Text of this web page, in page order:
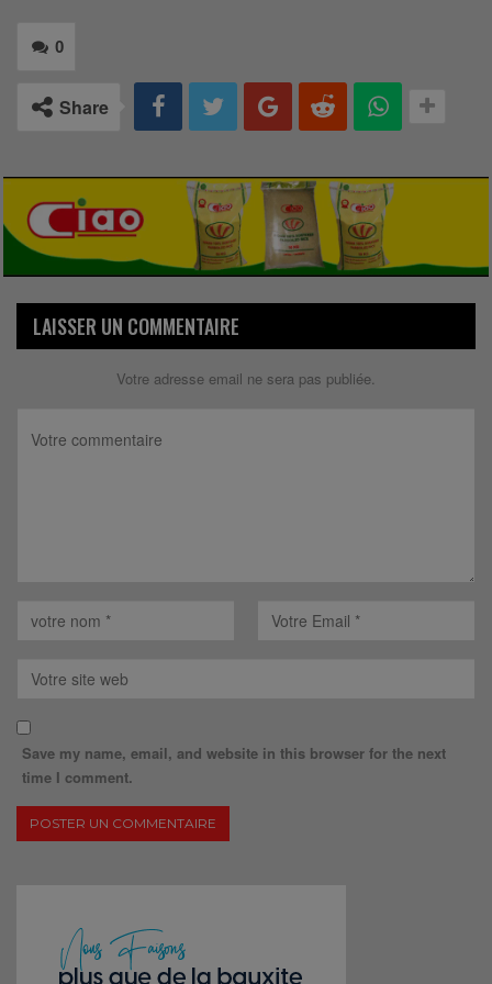
0
Share
LAISSER UN COMMENTAIRE
Votre adresse email ne sera pas publiée.
Save my name, email, and website in this browser for the next
time I comment.